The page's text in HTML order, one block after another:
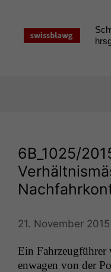
springen
6B_1025/
21. November 2015
Ein Fahrzeugführer
en­wa­gen von der